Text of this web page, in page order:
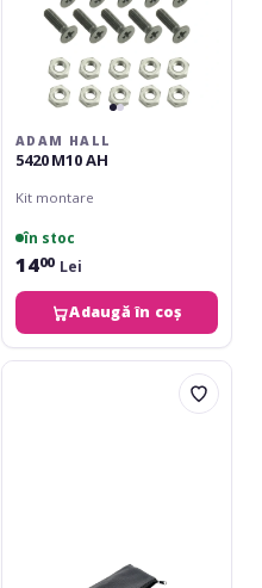
ADAM HALL
5420 M10 AH
Kit montare
în stoc
1400 Lei
Adaugă în coș
ROQ